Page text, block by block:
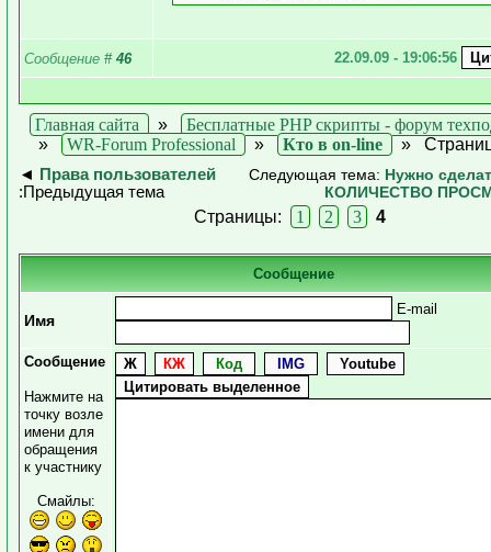
Сообщение # 46 22.09.09 - 19:06:56
Главная сайта »
Бесплатные PHP скрипты - форум
»
WR-Forum Professional » Кто в on-line »
◄
Права пользователей
:Предыдущая тема
Следующая тема: Нужно
КОЛИЧЕСТВО
Страницы: 1 2 3 4
Сообщение
Имя
E-mail
Сообщение
Нажмите на
точку возле
имени для
обращения
к участнику
Смайлы: